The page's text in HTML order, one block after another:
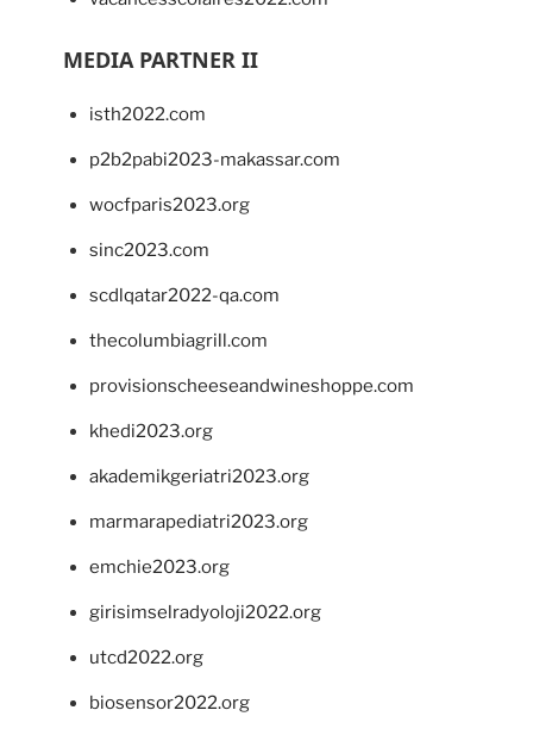
MEDIA PARTNER II
isth2022.com
p2b2pabi2023-makassar.com
wocfparis2023.org
sinc2023.com
scdlqatar2022-qa.com
thecolumbiagrill.com
provisionscheeseandwineshoppe.com
khedi2023.org
akademikgeriatri2023.org
marmarapediatri2023.org
emchie2023.org
girisimselradyoloji2022.org
utcd2022.org
biosensor2022.org